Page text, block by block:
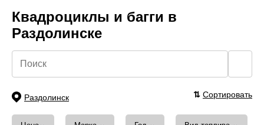
Квадроциклы и багги в
Раздолинске
Раздолинск ⇅ Сортировать